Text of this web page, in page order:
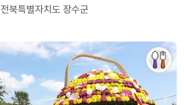
전북특별자치도 장수군